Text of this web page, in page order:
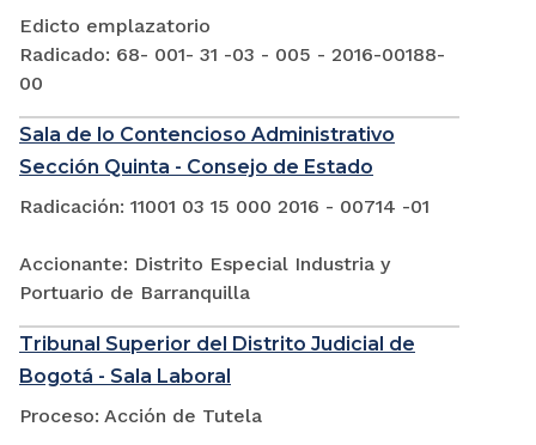
Edicto emplazatorio
Radicado: 68- 001- 31 -03 - 005 - 2016-00188-
00
Sala de lo Contencioso Administrativo
Sección Quinta - Consejo de Estado
Radicación: 11001 03 15 000 2016 - 00714 -01
Accionante: Distrito Especial Industria y
Portuario de Barranquilla
Tribunal Superior del Distrito Judicial de
Bogotá - Sala Laboral
Proceso: Acción de Tutela